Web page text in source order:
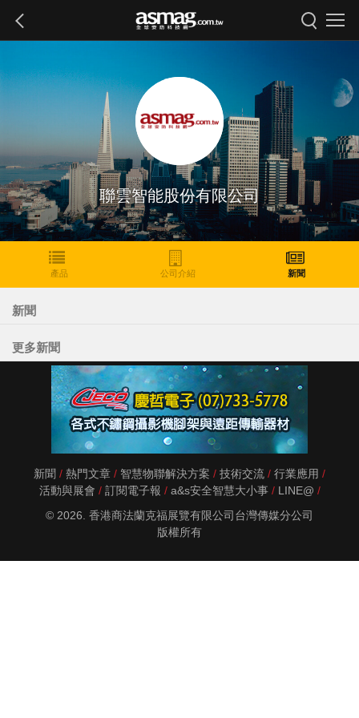
聯雲智能股份有限公司
產品 公司介紹 新聞
新聞
更多新聞
新聞 熱門文章 智慧物聯解決方案 技術交流
行業應用
活動與展會
訂閱電子報 a&s安全智慧大小事
LINE@
© 2026. 香港商法蘭克福展覽有限公司台灣傳媒分公司
版權所有